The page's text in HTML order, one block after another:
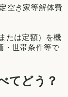
空き家等解体費
たは定額）を機
・世帯条件等で
てどう？